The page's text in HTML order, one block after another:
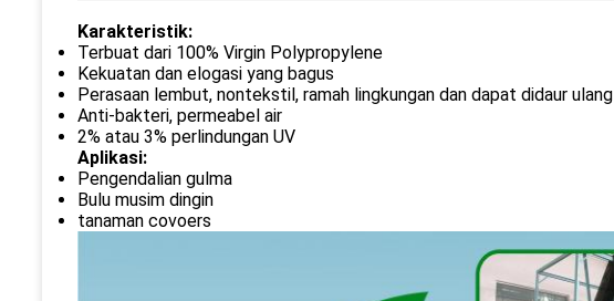
Karakteristik:
Terbuat dari 100% Virgin Polypropylene
Kekuatan dan elogasi yang bagus
Perasaan lembut, nontekstil, ramah lingkungan dan dapat didaur ulang
Anti-bakteri, permeabel air
2% atau 3% perlindungan UV
Aplikasi:
Pengendalian gulma
Bulu musim dingin
tanaman covoers